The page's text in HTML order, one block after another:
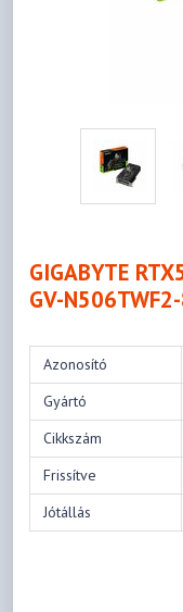
GIGABYTE
GV-
Azonosító
Gyártó
Cikkszám
Frissítve
Jótállás